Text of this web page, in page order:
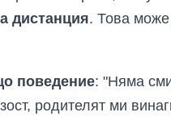
дистанция. Това
поведение: "Няма
родителят ми